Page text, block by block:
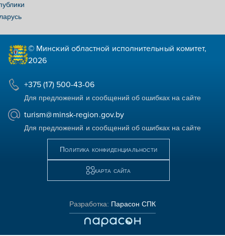
© Минский областной исполнительный комитет,
2026
+375 (17) 500-43-06
Для предложений и сообщений об ошибках на сайте
turism@minsk-region.gov.by
Для предложений и сообщений об ошибках на сайте
Политика конфиденциальности
карта сайта
Разработка: Парасон СПК